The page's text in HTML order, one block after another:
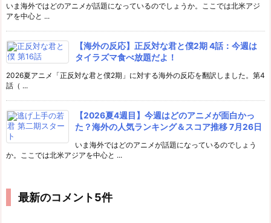
いま海外ではどのアニメが話題になっているのでしょうか。ここでは北米アジ
アを中心と ...
【海外の反応】正反対な君と僕2期 4話：今週は
タイラズマ食べ放題だよ！
2026夏アニメ「正反対な君と僕2期」に対する海外の反応を翻訳しました。第4
話（ ...
【2026夏4週目】今週はどのアニメが面白かっ
た？海外の人気ランキング＆スコア推移 7月26日
いま海外ではどのアニメが話題になっているのでしょう
か。ここでは北米アジアを中心と ...
最新のコメント5件